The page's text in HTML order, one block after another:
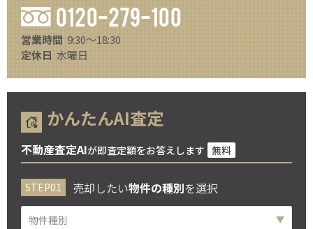
0120-279-100
営業時間 9:30～18:30
定休日 水曜日
かんたんAI査定
不動産査定AIが即査定額をお答えします 無料
売却したい物件の種別を選択